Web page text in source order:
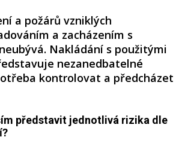
a požárů vzniklých
a zacházením s
Nakládání s použitými
nezanedbatelné
kontrolovat a předcházet
představit jednotlivá rizika dle